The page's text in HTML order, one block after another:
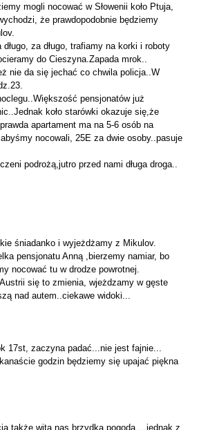
mogli nocować w Słowenii koło Ptuja,
że prawdopodobnie będziemy
za długo, trafiamy na korki i roboty
do Cieszyna.Zapada mrok..
nie da się jechać co chwila policja..W
pensjonatów już
koło starówki okazuje się,że
apartament ma na 5-6 osób na
nocowali, 25E za dwie osoby..pasuje
podrożą,jutro przed nami długa droga..
śniadanko i wyjeżdżamy z Mikulov.
pensjonatu Anną ,bierzemy namiar, bo
nocować tu w drodze powrotnej.
się to zmienia, wjeżdzamy w gęste
nad autem..ciekawe widoki...
17st, zaczyna padać...nie jest fajnie...
godzin będziemy się upajać piękna
także wita nas brzydką pogodą....jednak z